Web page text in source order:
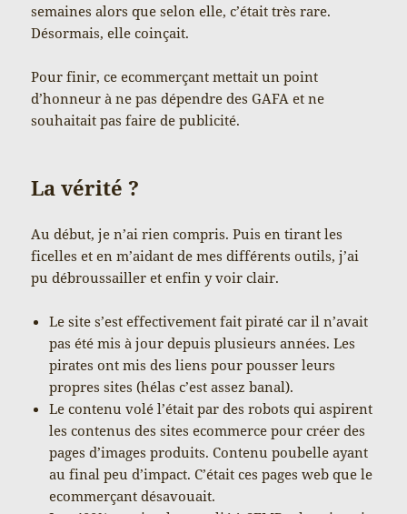
semaines alors que selon elle, c’était très rare.
Désormais, elle coinçait.
Pour finir, ce ecommerçant mettait un point
d’honneur à ne pas dépendre des GAFA et ne
souhaitait pas faire de publicité.
La vérité ?
Au début, je n’ai rien compris. Puis en tirant les
ficelles et en m’aidant de mes différents outils, j’ai
pu débroussailler et enfin y voir clair.
Le site s’est effectivement fait piraté car il n’avait
pas été mis à jour depuis plusieurs années. Les
pirates ont mis des liens pour pousser leurs
propres sites (hélas c’est assez banal).
Le contenu volé l’était par des robots qui aspirent
les contenus des sites ecommerce pour créer des
pages d’images produits. Contenu poubelle ayant
au final peu d’impact. C’était ces pages web que le
ecommerçant désavouait.